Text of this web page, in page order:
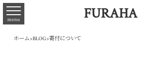
FURAHA
menu
ホーム>BLOG>寄付について